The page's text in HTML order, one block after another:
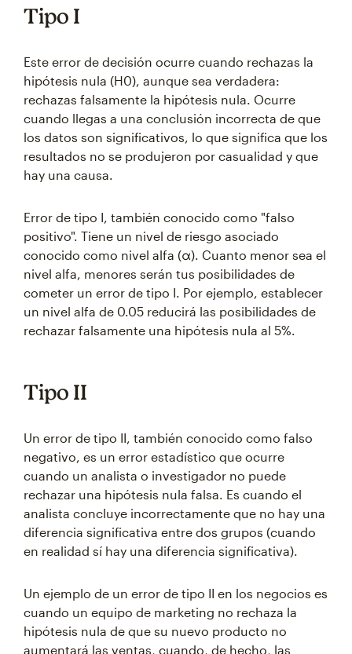
Tipo I
Este error de decisión ocurre cuando rechazas la
hipótesis nula (H0), aunque sea verdadera:
rechazas falsamente la hipótesis nula. Ocurre
cuando llegas a una conclusión incorrecta de que
los datos son significativos, lo que significa que los
resultados no se produjeron por casualidad y que
hay una causa.
Error de tipo I, también conocido como "falso
positivo". Tiene un nivel de riesgo asociado
conocido como nivel alfa (α). Cuanto menor sea el
nivel alfa, menores serán tus posibilidades de
cometer un error de tipo I. Por ejemplo, establecer
un nivel alfa de 0.05 reducirá las posibilidades de
rechazar falsamente una hipótesis nula al 5%.
Tipo II
Un error de tipo II, también conocido como falso
negativo, es un error estadístico que ocurre
cuando un analista o investigador no puede
rechazar una hipótesis nula falsa. Es cuando el
analista concluye incorrectamente que no hay una
diferencia significativa entre dos grupos (cuando
en realidad sí hay una diferencia significativa).
Un ejemplo de un error de tipo II en los negocios es
cuando un equipo de marketing no rechaza la
hipótesis nula de que su nuevo producto no
aumentará las ventas, cuando, de hecho, las